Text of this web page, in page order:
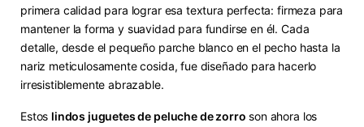
primera calidad para lograr esa textura perfecta: firmeza para
mantener la forma y suavidad para fundirse en él. Cada
detalle, desde el pequeño parche blanco en el pecho hasta la
nariz meticulosamente cosida, fue diseñado para hacerlo
irresistiblemente abrazable.
Estos lindos juguetes de peluche de zorro son ahora los